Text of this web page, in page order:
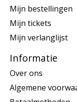
Mijn bestellingen
Mijn tickets
Mijn verlanglijst
Informatie
Over ons
Algemene